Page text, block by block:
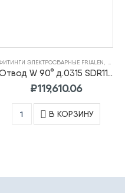
,ФИТИНГИ ЭЛЕКТРОСВАРНЫЕ
ЭЛЕКТРОСВАРНЫЕ FRIALEN
Отвод W 90° д.0315 SDR11 ПЭ100 FRIALEN
₽119,610.06
В КОРЗИНУ